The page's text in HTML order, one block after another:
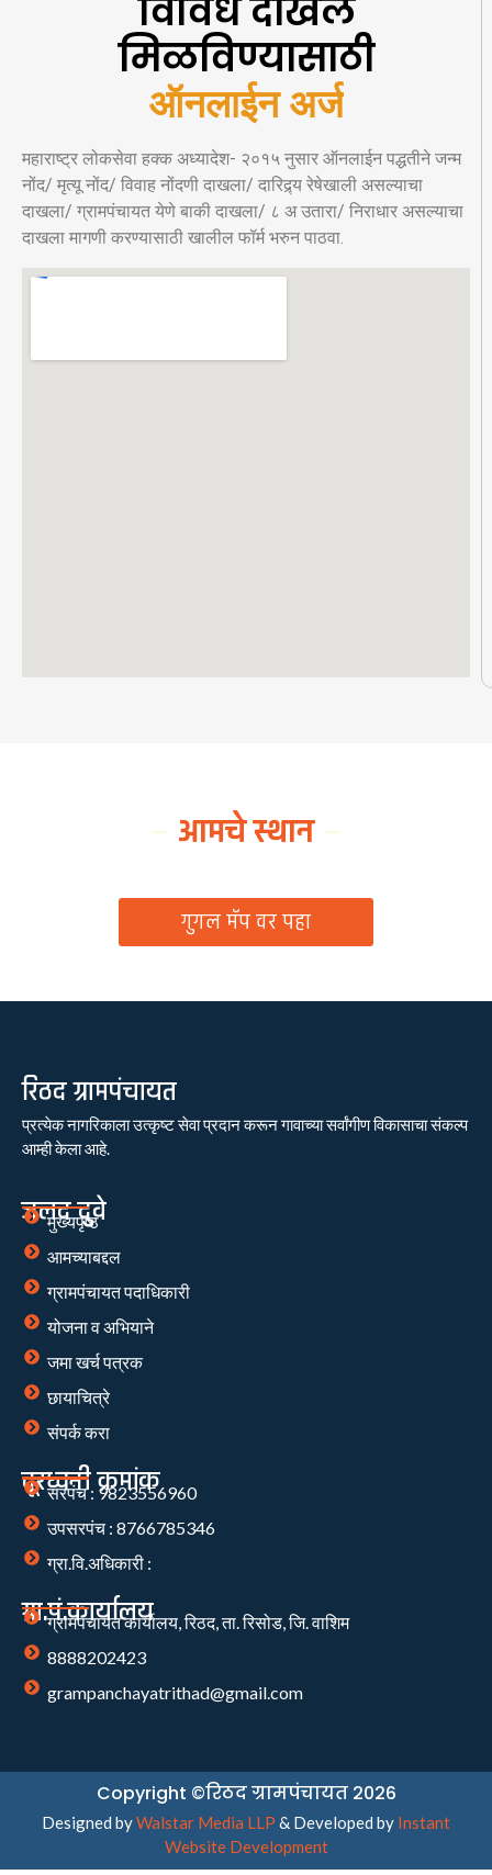
विविध दाखले
मिळविण्यासाठी
ऑनलाईन अर्ज
महाराष्ट्र लोकसेवा हक्क अध्यादेश- २०१५ नुसार ऑनलाईन पद्धतीने जन्म
नोंद/ मृत्यू नोंद/ विवाह नोंदणी दाखला/ दारिद्र्य रेषेखाली असल्याचा
दाखला/ ग्रामपंचायत येणे बाकी दाखला/ ८ अ उतारा/ निराधार असल्याचा
दाखला मागणी करण्यासाठी खालील फॉर्म भरुन पाठवा.
आमचे स्थान
गुगल मॅप वर पहा
रिठद ग्रामपंचायत
प्रत्येक नागरिकाला उत्कृष्ट सेवा प्रदान करून गावाच्या सर्वांगीण विकासाचा संकल्प
आम्ही केला आहे.
जलद दुवे
मुख्यपृष्ठ
आमच्याबद्दल
ग्रामपंचायत पदाधिकारी
योजना व अभियाने
जमा खर्च पत्रक
छायाचित्रे
संपर्क करा
दूरध्वनी क्रमांक
सरपंच : 9823556960
उपसरपंच : 8766785346
ग्रा.वि.अधिकारी :
ग्रा.पं.कार्यालय
ग्रामपंचायत कार्यालय, रिठद, ता. रिसोड, जि. वाशिम
8888202423
grampanchayatrithad@gmail.com
Copyright ©रिठद ग्रामपंचायत 2026
Designed byWalstar Media LLP & Developed by Instant
Website Development